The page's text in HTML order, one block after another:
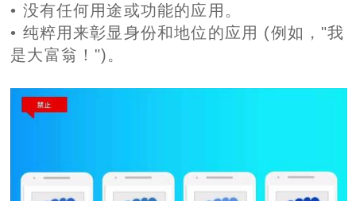
• 没有任何用途或功能的应用。
• 纯粹用来彰显身份和地位的应用 (例如，"我
是大富翁！")。